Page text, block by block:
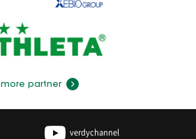
more partner
verdychannel